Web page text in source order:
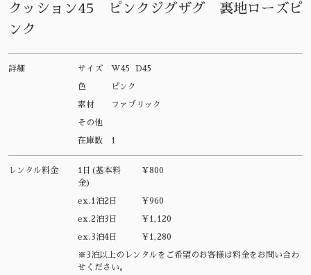
クッション45 ピンクジグザグ 裏地ローズピ
ンク
詳細 サイズ W45 D45
色 ピンク
素材 ファブリック
その他
在庫数 1
レンタル料金
1日(基本料
金)
¥800
ex.1泊2日 ¥960
ex.2泊3日 ¥1,120
ex.3泊4日 ¥1,280
※3泊以上のレンタルをご希望のお客様は料金をお問い合わ
せください。